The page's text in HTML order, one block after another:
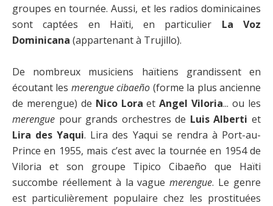
groupes en tournée. Aussi, et les radios dominicaines
sont captées en Haïti, en particulier La Voz
Dominicana (appartenant à Trujillo).
De nombreux musiciens haïtiens grandissent en
écoutant les merengue cibaeño (forme la plus ancienne
de merengue) de Nico Lora etAngel Viloria... ou les
merengue pour grands orchestres de Luis Alberti et
Lira des Yaqui. Lira des Yaqui se rendra à Port-au-
Prince en 1955, mais c’est avec la tournée en 1954 de
Viloria et son groupe Tipico Cibaeño que Haïti
succombe réellement à la vaguemerengue. Le genre
est particulièrement populaire chez les prostituées